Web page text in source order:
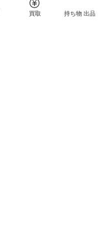
買取 持ち物 出品